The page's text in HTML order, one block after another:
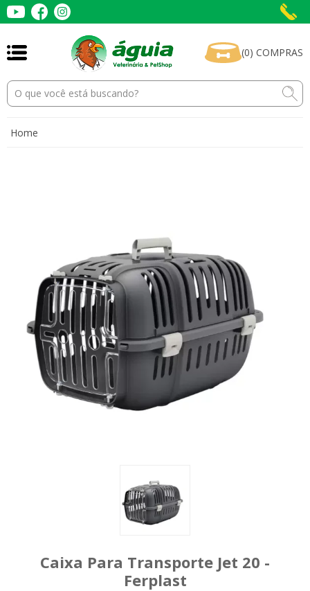
(0) COMPRAS
Home
Caixa Para Transporte Jet 20 -
Ferplast